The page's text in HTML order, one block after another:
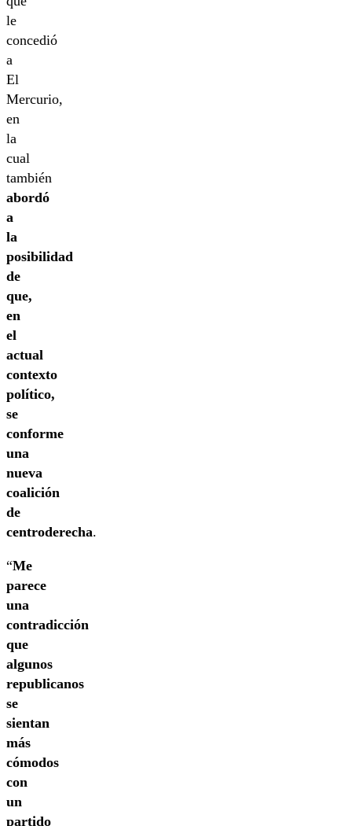
le
concedió
a
El
Mercurio,
en
la
cual
también
abordó
a
la
posibilidad
de
que,
en
el
actual
contexto
político,
se
conforme
una
nueva
coalición
de
centroderecha.
“Me
parece
una
contradicción
que
algunos
republicanos
se
sientan
más
cómodos
con
un
partido